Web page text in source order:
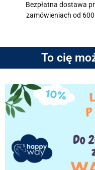
Bezpłatna dostawa
zamówieniach od 600
To cię